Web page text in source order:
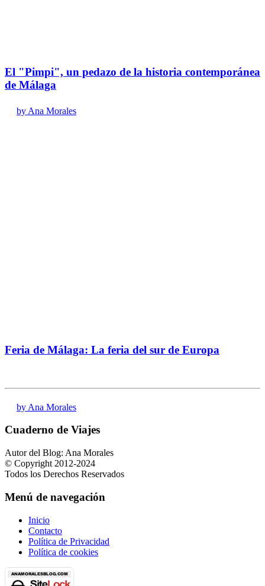
El "Pimpi", un pedazo de la historia contemporánea
de Málaga
by Ana Morales
Feria de Málaga: La feria del sur de Europa
by Ana Morales
Cuaderno de Viajes
Autor del Blog: Ana Morales
© Copyright 2012-2024
Todos los Derechos Reservados
Menú de navegación
Inicio
Contacto
Política de Privacidad
Política de cookies